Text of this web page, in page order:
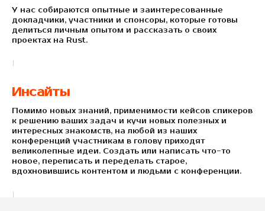
У нас собираются опытные и заинтересованные
докладчики, участники и спонсоры, которые готовы
делиться личным опытом и рассказать о своих
проектах на Rust.
Инсайты
Помимо новых знаний, применимости кейсов спикеров
к решению ваших задач и кучи новых полезных и
интересных знакомств, на любой из наших
конференций участникам в голову приходят
великолепные идеи. Создать или написать что-то
новое, переписать и переделать старое,
вдохновившись контентом и людьми с конференции.